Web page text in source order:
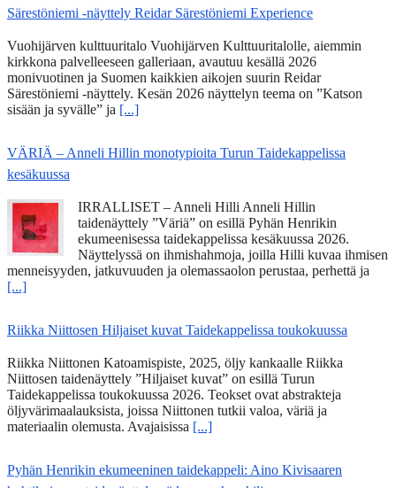
Särestöniemi -näyttely Reidar Särestöniemi Experience
Vuohijärven kulttuuritalo Vuohijärven Kulttuuritalolle, aiemmin
kirkkona palvelleeseen galleriaan, avautuu kesällä 2026
monivuotinen ja Suomen kaikkien aikojen suurin Reidar
Särestöniemi -näyttely. Kesän 2026 näyttelyn teema on ”Katson
sisään ja syvälle” ja [...]
VÄRIÄ – Anneli Hillin monotypioita Turun Taidekappelissa
kesäkuussa
IRRALLISET – Anneli Hilli Anneli Hillin
taidenäyttely ”Väriä” on esillä Pyhän Henrikin
ekumeenisessa taidekappelissa kesäkuussa 2026.
Näyttelyssä on ihmishahmoja, joilla Hilli kuvaa ihmisen
menneisyyden, jatkuvuuden ja olemassaolon perustaa, perhettä ja
[...]
Riikka Niittosen Hiljaiset kuvat Taidekappelissa toukokuussa
Riikka Niittonen Katoamispiste, 2025, öljy kankaalle Riikka
Niittosen taidenäyttely ”Hiljaiset kuvat” on esillä Turun
Taidekappelissa toukokuussa 2026. Teokset ovat abstrakteja
öljyvärimaalauksista, joissa Niittonen tutkii valoa, väriä ja
materiaalin olemusta. Avajaisissa [...]
Pyhän Henrikin ekumeeninen taidekappeli: Aino Kivisaaren